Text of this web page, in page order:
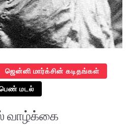
ஜென்னி மார்க்சின் கடிதங்கள்
மடல்
வாழ்க்கை